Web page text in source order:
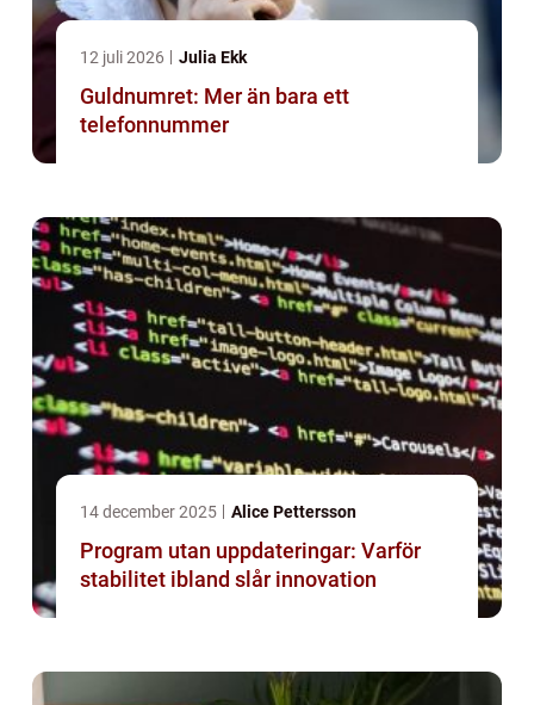
12 juli 2026 Julia Ekk
Guldnumret: Mer än bara ett
telefonnummer
14 december 2025 Alice Pettersson
Program utan uppdateringar: Varför
stabilitet ibland slår innovation